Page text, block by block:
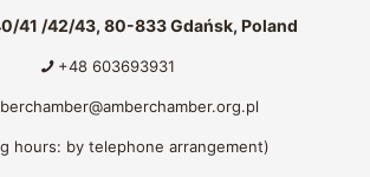
41 /42/43, 80-833 Gdańsk, Poland
+48 603693931
hours: by telephone arrangement)